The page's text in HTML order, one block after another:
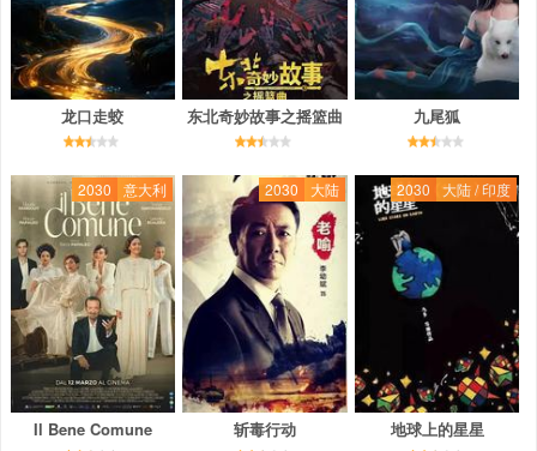
龙口走蛟 东北奇妙故事之摇篮曲 九尾狐
2030 意大利
Il Bene Comune
2030 大陆
斩毒行动
2030 大陆 / 印度
地球上的星星